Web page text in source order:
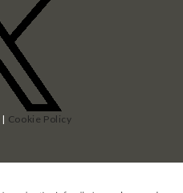
| Cookie Policy